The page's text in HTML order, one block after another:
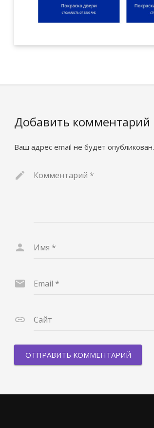
Добавить комментарий
Ваш адрес email не будет опубликован.
Комментарий *
Имя *
Email *
Сайт